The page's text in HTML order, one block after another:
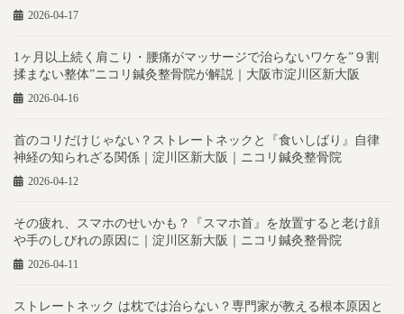
2026-04-17
1ヶ月以上続く肩こり・腰痛がマッサージで治らないワケを”９割
揉まない整体”ニコリ鍼灸整骨院が解説｜大阪市淀川区新大阪
2026-04-16
首のコリだけじゃない？ストレートネックと『食いしばり』自律
神経の知られざる関係｜淀川区新大阪｜ニコリ鍼灸整骨院
2026-04-12
その疲れ、スマホのせいかも？『スマホ首』を放置すると老け顔
や手のしびれの原因に｜淀川区新大阪｜ニコリ鍼灸整骨院
2026-04-11
ストレートネック は枕では治らない？専門家が教える根本原因と